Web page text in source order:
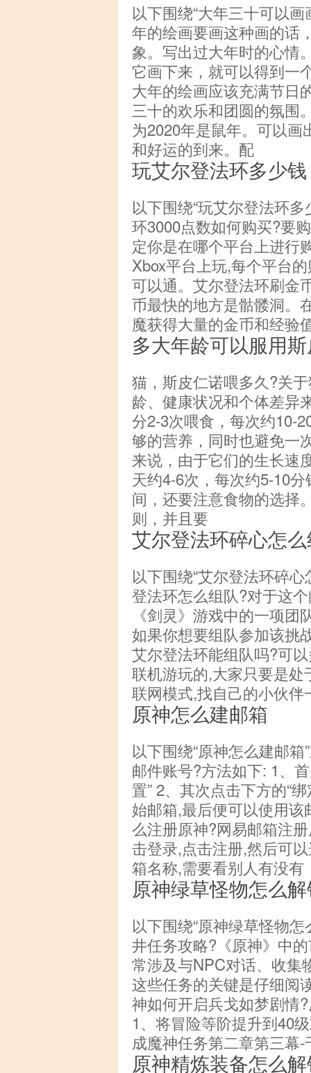
以下围绕“大年三十可以
年的绘画要画这种画的话
象。写出过大年时的心情
它画下来，就可以得到一
大年的绘画应该充满节日
三十的欢乐和团圆的氛围
为2020年是鼠年。可以
和好运的到来。配
玩艾尔登法环多少钱
以下围绕“玩艾尔登法环
环3000点数如何购买?要
定你是在哪个平台上进行
Xbox平台上玩,每个平台
可以通。艾尔登法环刷金
币最快的地方是骷髅洞。
魔获得大量的金币和经验
多大年龄可以服用
猫，斯皮仁诺喂多久?关
龄、健康状况和个体差异
分2-3次喂食，每次约10-
够的营养，同时也避免一
来说，由于它们的生长速
天约4-6次，每次约5-10
间，还要注意食物的选择
则，并且要
艾尔登法环碎心怎
以下围绕“艾尔登法环碎
登法环怎么组队?对于这
《剑灵》游戏中的一项
如果你想要组队参加该挑
艾尔登法环能组队吗?可
联机游玩的,大家只要是
联网模式,找自己的小伙伴
原神怎么建邮箱
以下围绕“原神怎么建邮
邮件账号?方法如下: 1、
置” 2、其次点击下方的“
始邮箱,最后便可以使用
么注册原神?网易邮箱注
击登录,点击注册,然后可
箱名称,需要看别人有没有
原神绿草怪物怎么
以下围绕“原神绿草怪物
井任务攻略?《原神》中
常涉及与NPC对话、收集
这些任务的关键是仔细阅
神如何开启兵戈如梦剧情
1、将冒险等阶提升到40
成魔神任务第二章第三幕-
原神精炼装备怎么